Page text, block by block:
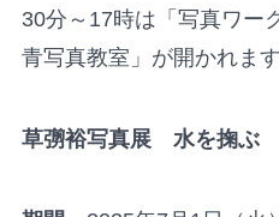
30分～17時は「写真ワ
青写真教室」が開かれます
草彅裕写真展 水を掬ぶ